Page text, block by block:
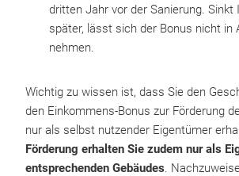
dritten Jahr vor der Sanierung. Sinkt
später, lässt sich der Bonus nicht in
nehmen.
Wichtig zu wissen ist, dass Sie den
den Einkommens-Bonus zur Förderung
nur als selbst nutzender Eigentümer
Förderung erhalten Sie zudem nur als
entsprechenden Gebäudes.